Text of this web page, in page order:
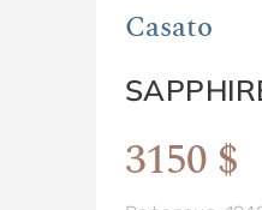
Casato
3150 $